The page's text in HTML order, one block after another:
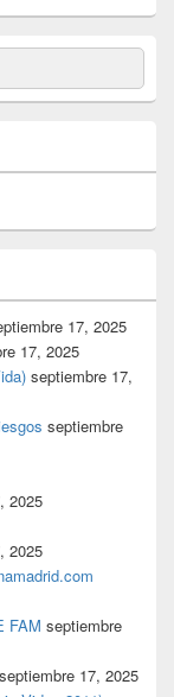
17, 2025
17, 2025
septiembre 17,
septiembre
2025
2025
FAM septiembre
septiembre 17, 2025